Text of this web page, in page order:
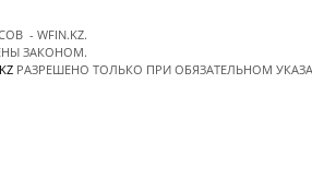
- WFIN.KZ.
ЗАКОНОМ.
РАЗРЕШЕНО ТОЛЬКО ПРИ ОБЯЗАТЕЛЬНОМ